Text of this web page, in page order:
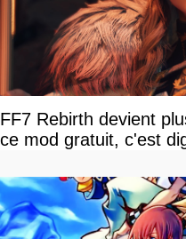
FF7 Rebirth devient
ce mod gratuit, c'est